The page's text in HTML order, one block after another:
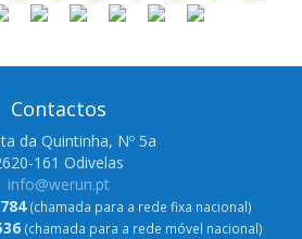
Contactos
da Quintinha, Nº 5a
161 Odivelas
info@werun.pt
(chamada para a rede fixa nacional)
(chamada para a rede móvel nacional)